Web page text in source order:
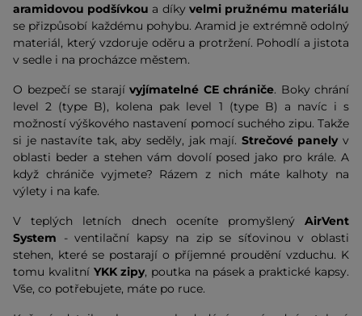
aramidovou podšívkou a díky velmi pružnému materiálu
se přizpůsobí každému pohybu. Aramid je extrémně odolný
materiál, který vzdoruje oděru a protržení. Pohodlí a jistota
v sedle i na procházce městem.
O bezpečí se starají vyjímatelné CE chrániče. Boky chrání
level 2 (type B), kolena pak level 1 (type B) a navíc i s
možností výškového nastavení pomocí suchého zipu. Takže
si je nastavíte tak, aby seděly, jak mají. Strečové panelyv
oblasti beder a stehen vám dovolí posed jako pro krále. A
když chrániče vyjmete? Rázem z nich máte kalhoty na
výlety i na kafe.
V teplých letních dnech oceníte promyšlený AirVent
System - ventilační kapsy na zip se síťovinou v oblasti
stehen, které se postarají o příjemné proudění vzduchu. K
tomu kvalitní YKK zipy, poutka na pásek a praktické kapsy.
Vše, co potřebujete, máte po ruce.